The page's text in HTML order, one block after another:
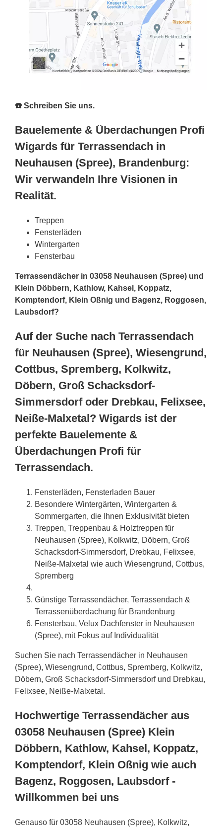
☎️ Schreiben Sie uns.
Bauelemente & Überdachungen Profi
Wigards für Terrassendach in
Neuhausen (Spree), Brandenburg:
Wir verwandeln Ihre Visionen in
Realität.
Treppen
Fensterläden
Wintergarten
Fensterbau
Terrassendächer in 03058 Neuhausen (Spree) und
Klein Döbbern, Kathlow, Kahsel, Koppatz,
Komptendorf, Klein Oßnig und Bagenz, Roggosen,
Laubsdorf?
Auf der Suche nach Terrassendach
für Neuhausen (Spree), Wiesengrund,
Cottbus, Spremberg, Kolkwitz,
Döbern, Groß Schacksdorf-
Simmersdorf oder Drebkau, Felixsee,
Neiße-Malxetal? Wigards ist der
perfekte Bauelemente &
Überdachungen Profi für
Terrassendach.
Fensterläden, Fensterladen Bauer
Besondere Wintergärten, Wintergarten &
Sommergarten, die Ihnen Exklusivität bieten
Treppen, Treppenbau & Holztreppen für
Neuhausen (Spree), Kolkwitz, Döbern, Groß
Schacksdorf-Simmersdorf, Drebkau, Felixsee,
Neiße-Malxetal wie auch Wiesengrund, Cottbus,
Spremberg
Günstige Terrassendächer, Terrassendach &
Terrassenüberdachung für Brandenburg
Fensterbau, Velux Dachfenster in Neuhausen
(Spree), mit Fokus auf Individualität
Suchen Sie nach Terrassendächer in Neuhausen
(Spree), Wiesengrund, Cottbus, Spremberg, Kolkwitz,
Döbern, Groß Schacksdorf-Simmersdorf und Drebkau,
Felixsee, Neiße-Malxetal.
Hochwertige Terrassendächer aus
03058 Neuhausen (Spree) Klein
Döbbern, Kathlow, Kahsel, Koppatz,
Komptendorf, Klein Oßnig wie auch
Bagenz, Roggosen, Laubsdorf -
Willkommen bei uns
Genauso für 03058 Neuhausen (Spree), Kolkwitz,